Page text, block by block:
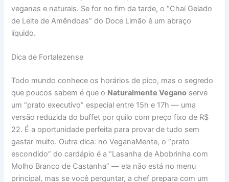
veganas e naturais. Se for no fim da tarde, o “Chai Gelado
de Leite de Amêndoas” do Doce Limão é um abraço
líquido.
Dica de Fortalezense
Todo mundo conhece os horários de pico, mas o segredo
que poucos sabem é que o Naturalmente Vegano serve
um “prato executivo” especial entre 15h e 17h — uma
versão reduzida do buffet por quilo com preço fixo de R$
22. É a oportunidade perfeita para provar de tudo sem
gastar muito. Outra dica: no VeganaMente, o “prato
escondido” do cardápio é a “Lasanha de Abobrinha com
Molho Branco de Castanha” — ela não está no menu
principal, mas se você perguntar, a chef prepara com um